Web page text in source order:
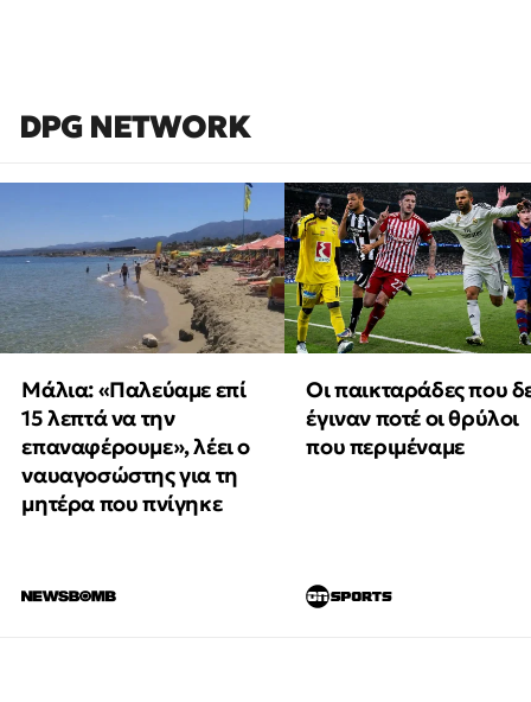
DPG NETWORK
Μάλια: «Παλεύαμε επί
15 λεπτά να την
επαναφέρουμε», λέει ο
ναυαγοσώστης για τη
μητέρα που πνίγηκε
Οι παικταράδες που
έγιναν ποτέ οι θρύλοι
που περιμέναμε